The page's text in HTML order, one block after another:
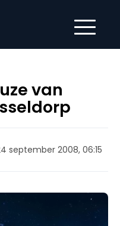
van
september 2008, 06:15